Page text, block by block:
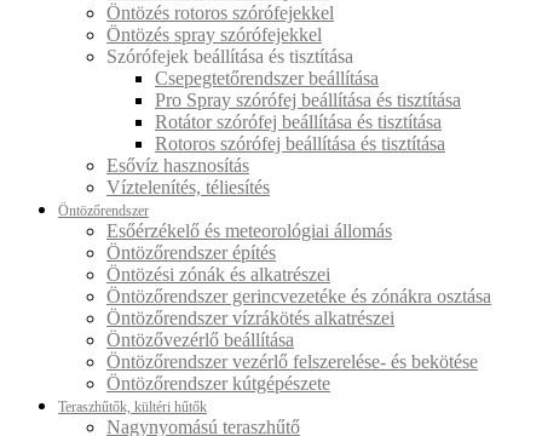
Öntözés rotoros szórófejekkel
Öntözés spray szórófejekkel
Szórófejek beállítása és tisztítása
Csepegtetőrendszer beállítása
Pro Spray szórófej beállítása és tisztítása
Rotátor szórófej beállítása és tisztítása
Rotoros szórófej beállítása és tisztítása
Esővíz hasznosítás
Víztelenítés, téliesítés
Öntözőrendszer
Esőérzékelő és meteorológiai állomás
Öntözőrendszer építés
Öntözési zónák és alkatrészei
Öntözőrendszer gerincvezetéke és zónákra osztása
Öntözőrendszer vízrákötés alkatrészei
Öntözővezérlő beállítása
Öntözőrendszer vezérlő felszerelése- és bekötése
Öntözőrendszer kútgépészete
Teraszhűtők, kültéri hűtők
Nagynyomású teraszhűtő